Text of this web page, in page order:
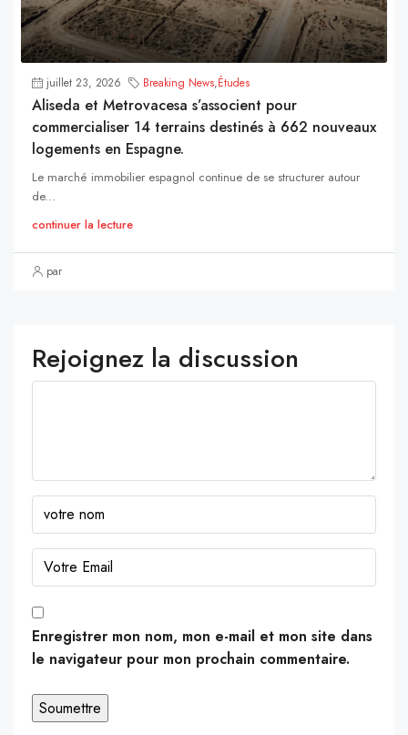
juillet 23, 2026 Breaking News,Études
Aliseda et Metrovacesa s’associent pour
commercialiser 14 terrains destinés à 662 nouveaux
logements en Espagne.
Le marché immobilier espagnol continue de se structurer autour
de...
continuer la lecture
par
Rejoignez la discussion
Enregistrer mon nom, mon e-mail et mon site dans
le navigateur pour mon prochain commentaire.